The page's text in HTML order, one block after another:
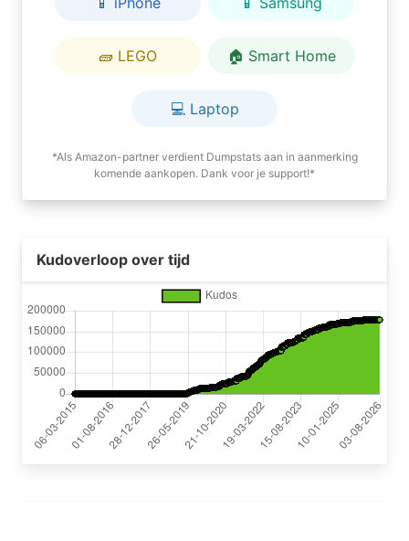
🧱 LEGO 🏠 Smart Home
💻 Laptop
*Als Amazon-partner verdient Dumpstats aan in aanmerking
komende aankopen. Dank voor je support!*
Kudoverloop over tijd